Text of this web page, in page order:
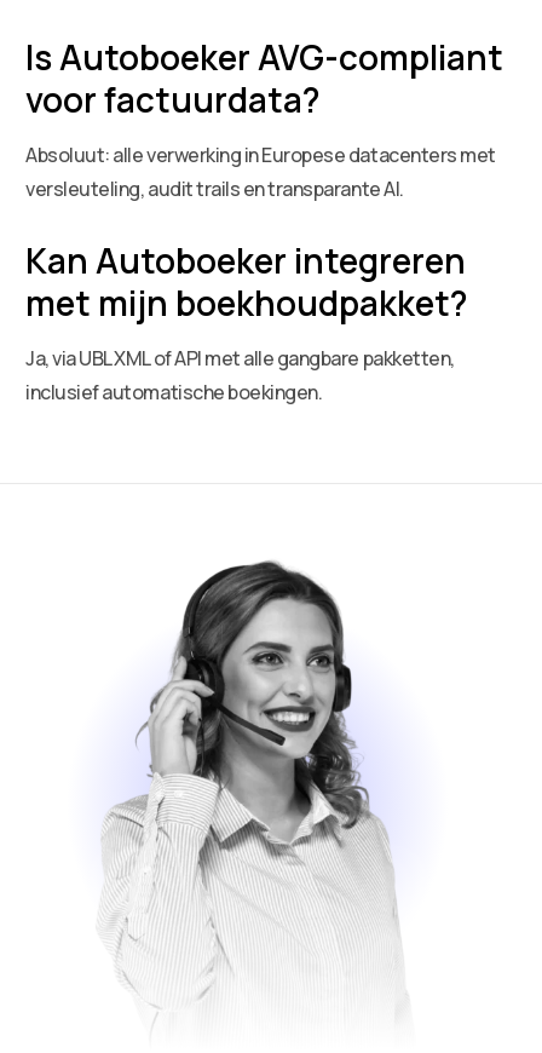
Is Autoboeker AVG-compliant
voor factuurdata?
Absoluut: alle verwerking in Europese datacenters met
versleuteling, audit trails en transparante AI.
Kan Autoboeker integreren
met mijn boekhoudpakket?
Ja, via UBL XML of API met alle gangbare pakketten,
inclusief automatische boekingen.